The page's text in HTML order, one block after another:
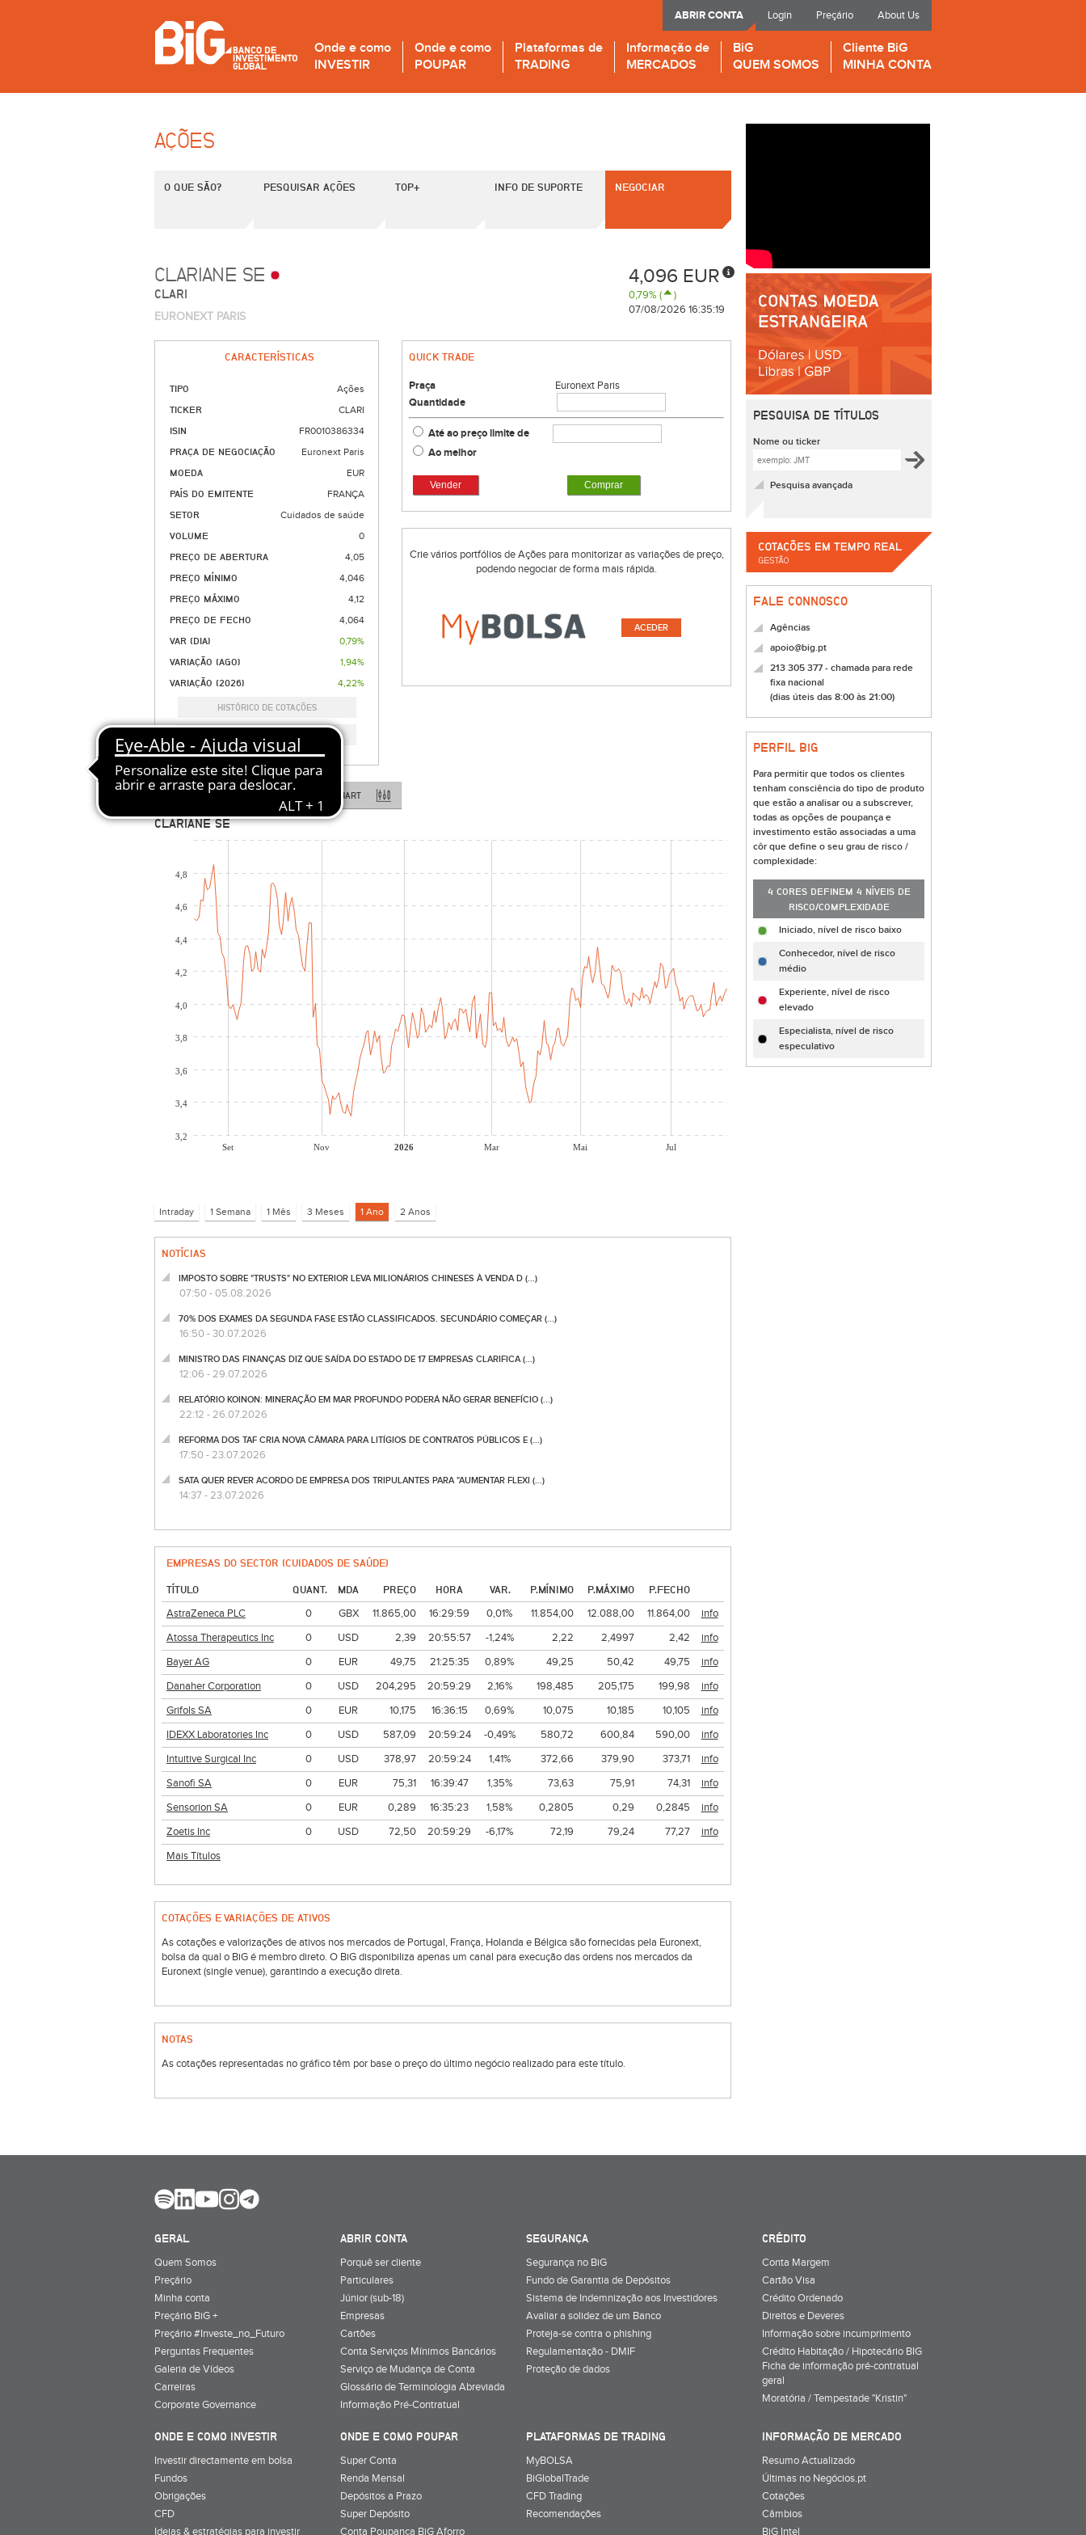
Login Preçário About Us
ABRIR CONTA
Onde e como
INVESTIR
Onde e como
POUPAR
Plataformas de
TRADING
Informação de
MERCADOS
BiG
QUEM SOMOS
Cliente BiG
MINHA CONTA
AÇÕES
O QUE SÃO? PESQUISAR AÇÕES TOP+ INFO DE SUPORTE NEGOCIAR
CLARIANE SE
CLARI
EURONEXT PARIS
4,096 EUR
0,79% (
)
07/08/2026 16:35:19
CARACTERÍSTICAS
TIPO Ações
TICKER CLARI
ISIN FR0010386334
PRAÇA DE NEGOCIAÇÃO Euronext Paris
MOEDA EUR
PAÍS DO EMITENTE FRANÇA
SETOR Cuidados de saúde
VOLUME 0
PREÇO DE ABERTURA 4,05
PREÇO MÍNIMO 4,046
PREÇO MÁXIMO 4,12
PREÇO DE FECHO 4,064
VAR (DIA) 0,79%
VARIAÇÃO (AGO) 1,94%
VARIAÇÃO (2026) 4,22%
HISTÓRICO DE COTAÇÕES
QUICK TRADE
Praça
Euronext Paris
Quantidade
Até ao preço limite de
Ao melhor
Vender Comprar
Crie vários portfólios de Ações para monitorizar as variações de preço,
podendo negociar de forma mais rápida.
ACEDER
LINE CHART CANDLESTICK CHART
CLARIANE SE
Set Nov 2026 Mar Mai Jul
3,2
3,4
3,6
3,8
4,0
4,2
4,4
4,6
4,8
NOTÍCIAS
IMPOSTO SOBRE "TRUSTS" NO EXTERIOR LEVA MILIONÁRIOS CHINESES À VENDA D (...)
07:50 - 05.08.2026
70% DOS EXAMES DA SEGUNDA FASE ESTÃO CLASSIFICADOS. SECUNDÁRIO COMEÇAR (...)
16:50 - 30.07.2026
MINISTRO DAS FINANÇAS DIZ QUE SAÍDA DO ESTADO DE 17 EMPRESAS CLARIFICA (...)
12:06 - 29.07.2026
RELATÓRIO KOINON: MINERAÇÃO EM MAR PROFUNDO PODERÁ NÃO GERAR BENEFÍCIO (...)
22:12 - 26.07.2026
REFORMA DOS TAF CRIA NOVA CÂMARA PARA LITÍGIOS DE CONTRATOS PÚBLICOS E (...)
17:50 - 23.07.2026
SATA QUER REVER ACORDO DE EMPRESA DOS TRIPULANTES PARA "AUMENTAR FLEXI (...)
14:37 - 23.07.2026
EMPRESAS DO SECTOR (CUIDADOS DE SAÚDE)
TÍTULO QUANT. MDA PREÇO HORA VAR. P.MÍNIMO P.MÁXIMO
P.FECHO
AstraZeneca PLC
0 GBX 11.865,00 16:29:59 0,01% 11.854,00 12.088,00 11.864,00
info
Atossa Therapeutics Inc
0 USD 2,39 20:55:57 -1,24% 2,22 2,4997 2,42
info
Bayer AG
0 EUR 49,75 21:25:35 0,89% 49,25 50,42 49,75
info
Danaher Corporation
0 USD 204,295 20:59:29 2,16% 198,485 205,175 199,98
info
Grifols SA
0 EUR 10,175 16:36:15 0,69% 10,075 10,185 10,105
info
IDEXX Laboratories Inc
0 USD 587,09 20:59:24 -0,49% 580,72 600,84 590,00
info
Intuitive Surgical Inc
0 USD 378,97 20:59:24 1,41% 372,66 379,90 373,71
info
Sanofi SA
0 EUR 75,31 16:39:47 1,35% 73,63 75,91 74,31
info
Sensorion SA
0 EUR 0,289 16:35:23 1,58% 0,2805 0,29 0,2845
info
Zoetis Inc
0 USD 72,50 20:59:29 -6,17% 72,19 79,24 77,27
info
Mais Títulos
COTAÇÕES E VARIAÇÕES DE ATIVOS
As cotações e valorizações de ativos nos mercados de Portugal, França, Holanda e Bélgica são fornecidas pela Euronext,
bolsa da qual o BiG é membro direto. O BiG disponibiliza apenas um canal para execução das ordens nos mercados da
Euronext (single venue), garantindo a execução direta.
NOTAS
As cotações representadas no gráfico têm por base o preço do último negócio realizado para este título.
PESQUISA DE TÍTULOS
Nome ou ticker
Pesquisa avançada
FALE CONNOSCO
Agências
apoio@big.pt
213 305 377 - chamada para rede
fixa nacional
(dias úteis das 8:00 às 21:00)
PERFIL BiG
Para permitir que todos os clientes
tenham consciência do tipo de produto
que estão a analisar ou a subscrever,
todas as opções de poupança e
investimento estão associadas a uma
côr que define o seu grau de risco /
complexidade:
4 CORES DEFINEM 4 NÍVEIS DE
RISCO/COMPLEXIDADE
Iniciado, nível de risco baixo
Conhecedor, nível de risco
médio
Experiente, nível de risco
elevado
Especialista, nível de risco
especulativo
GERAL
Quem Somos
Preçário
Minha conta
Preçário BiG +
Preçário #Investe_no_Futuro
Perguntas Frequentes
Galeria de Vídeos
Carreiras
Corporate Governance
ABRIR CONTA
Porquê ser cliente
Particulares
Júnior (sub-18)
Empresas
Cartões
Conta Serviços Mínimos Bancários
Serviço de Mudança de Conta
Glossário de Terminologia Abreviada
Informação Pré-Contratual
SEGURANÇA
Segurança no BiG
Fundo de Garantia de Depósitos
Sistema de Indemnização aos Investidores
Avaliar a solidez de um Banco
Proteja-se contra o phishing
Regulamentação - DMIF
Proteção de dados
CRÉDITO
Conta Margem
Cartão Visa
Crédito Ordenado
Direitos e Deveres
Informação sobre incumprimento
Crédito Habitação / Hipotecário BIG
Ficha de informação pré-contratual
geral
Moratória / Tempestade "Kristin"
ONDE E COMO INVESTIR
Investir directamente em bolsa
Fundos
Obrigações
CFD
Ideias & estratégias para investir
ONDE E COMO POUPAR
Super Conta
Renda Mensal
Depósitos a Prazo
Super Depósito
Conta Poupança BiG Aforro
PLATAFORMAS DE TRADING
MyBOLSA
BiGlobalTrade
CFD Trading
Recomendações
INFORMAÇÃO DE MERCADO
Resumo Actualizado
Últimas no Negócios.pt
Cotações
Câmbios
BiG Intel